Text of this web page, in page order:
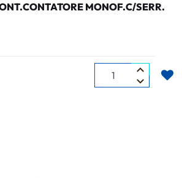
MONOF.C/SERR.